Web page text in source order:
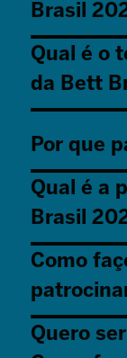
Brasil
Qual é o
da Bett
Por que
Qual é a
Brasil
Como
Quero